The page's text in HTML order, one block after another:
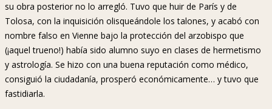
su obra posterior no lo arregló. Tuvo que huir de París y de
Tolosa, con la inquisición olisqueándole los talones, y acabó con
nombre falso en Vienne bajo la protección del arzobispo que
(¡aquel trueno!) había sido alumno suyo en clases de hermetismo
y astrología. Se hizo con una buena reputación como médico,
consiguió la ciudadanía, prosperó económicamente… y tuvo que
fastidiarla.